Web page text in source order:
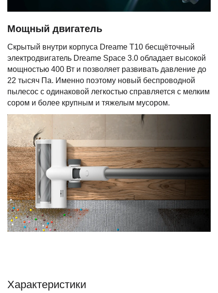
Мощный двигатель
Скрытый внутри корпуса Dreame T10 бесщёточный
электродвигатель Dreame Space 3.0 обладает высокой
мощностью 400 Вт и позволяет развивать давление до
22 тысяч Па. Именно поэтому новый беспроводной
пылесос с одинаковой легкостью справляется с мелким
сором и более крупным и тяжелым мусором.
Характеристики